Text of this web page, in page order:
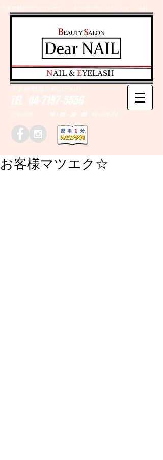
千葉県野田市のネイルサロン、まつげエクステはＤｅａｒＮAILへ
TEL 04-7197-5556
営業時間 10：00～20：00 (予約優先)
千葉県野田市野田790-1
​NAIL & EYELASH
お客様マツエク☆